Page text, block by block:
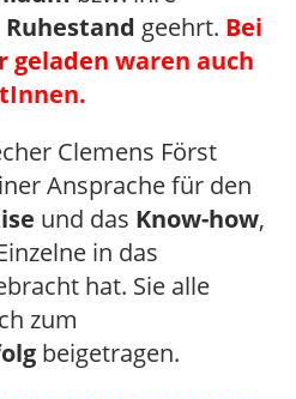
geehrt. Bei
geladen waren auch
Clemens Först
Ansprache für den
und das Know-how,
in das
hat. Sie alle
zum
beigetragen.